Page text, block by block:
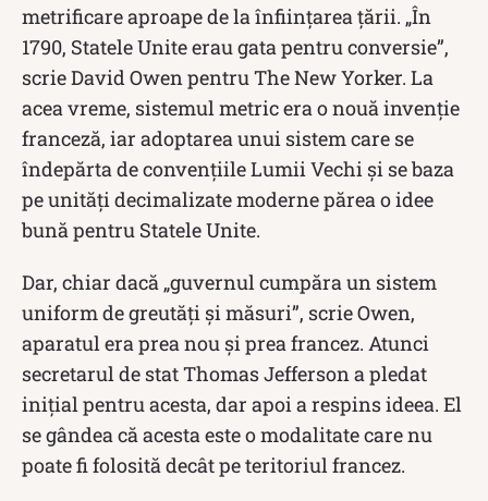
metrificare aproape de la înființarea țării. „În
1790, Statele Unite erau gata pentru conversie”,
scrie David Owen pentru The New Yorker. La
acea vreme, sistemul metric era o nouă invenție
franceză, iar adoptarea unui sistem care se
îndepărta de convențiile Lumii Vechi și se baza
pe unități decimalizate moderne părea o idee
bună pentru Statele Unite.
Dar, chiar dacă „guvernul cumpăra un sistem
uniform de greutăți și măsuri”, scrie Owen,
aparatul era prea nou și prea francez. Atunci
secretarul de stat Thomas Jefferson a pledat
inițial pentru acesta, dar apoi a respins ideea. El
se gândea că acesta este o modalitate care nu
poate fi folosită decât pe teritoriul francez.